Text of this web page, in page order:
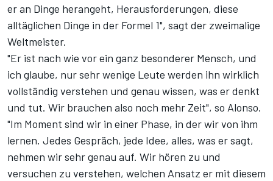
er an Dinge herangeht, Herausforderungen, diese
alltäglichen Dinge in der Formel 1", sagt der zweimalige
Weltmeister.
"Er ist nach wie vor ein ganz besonderer Mensch, und
ich glaube, nur sehr wenige Leute werden ihn wirklich
vollständig verstehen und genau wissen, was er denkt
und tut. Wir brauchen also noch mehr Zeit", so Alonso.
"Im Moment sind wir in einer Phase, in der wir von ihm
lernen. Jedes Gespräch, jede Idee, alles, was er sagt,
nehmen wir sehr genau auf. Wir hören zu und
versuchen zu verstehen, welchen Ansatz er mit diesem